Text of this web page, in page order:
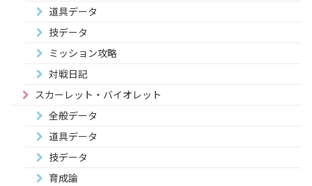
道具データ
技データ
ミッション攻略
対戦日記
スカーレット・バイオレット
全般データ
道具データ
技データ
育成論